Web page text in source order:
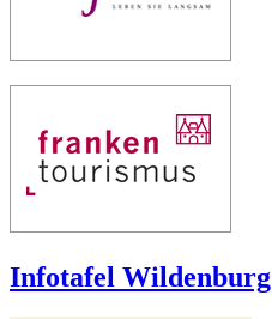
Infotafel Wildenburg